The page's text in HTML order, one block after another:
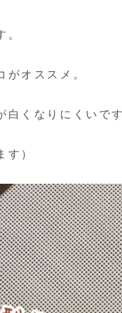
。
がオススメ。
白くなりにくいで
す）